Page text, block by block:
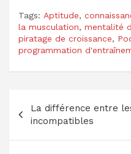
Tags: Aptitude,
la musculation, mentalité
piratage de croissance,
programmation
Navigation
de
l’article
La différence entre
incompatibles